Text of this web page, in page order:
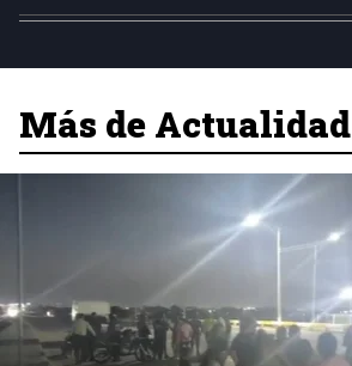
Más de Actualidad